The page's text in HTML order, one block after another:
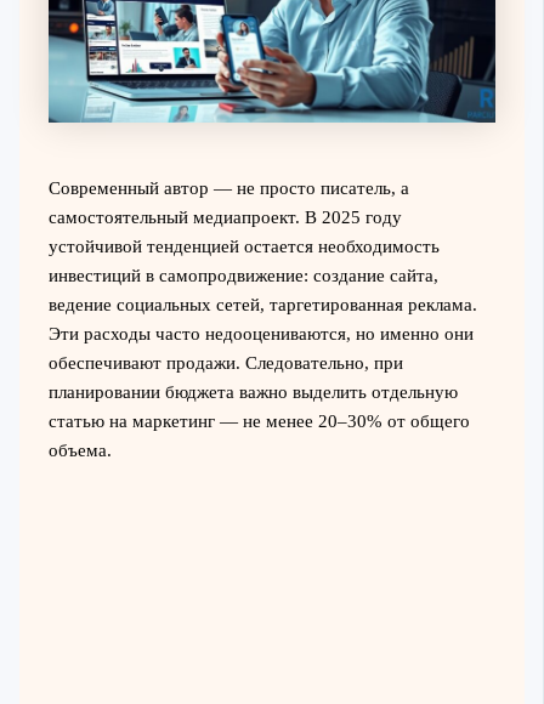
Современный автор — не просто писатель, а
самостоятельный медиапроект. В 2025 году
устойчивой тенденцией остается необходимость
инвестиций в самопродвижение: создание сайта,
ведение социальных сетей, таргетированная реклама.
Эти расходы часто недооцениваются, но именно они
обеспечивают продажи. Следовательно, при
планировании бюджета важно выделить отдельную
статью на маркетинг — не менее 20–30% от общего
объема.